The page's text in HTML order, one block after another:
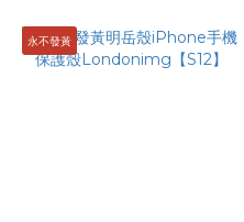
永不發黃